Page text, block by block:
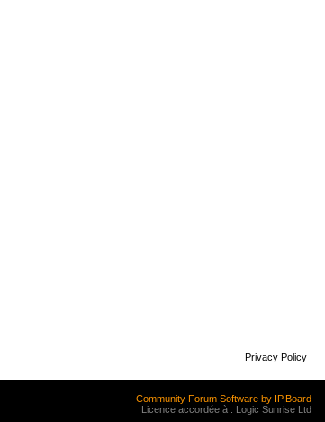
Privacy Policy
Community Forum Software by IP.Board
Licence accordée à : Logic Sunrise Ltd